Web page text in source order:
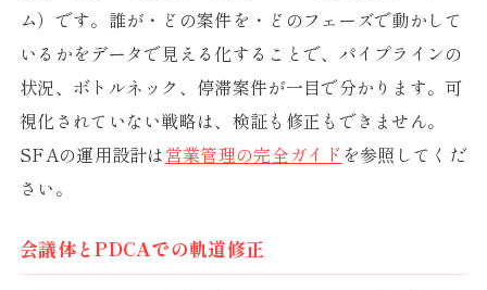
ム）です。誰が・どの案件を・どのフェーズで動かして
いるかをデータで見える化することで、パイプラインの
状況、ボトルネック、停滞案件が一目で分かります。可
視化されていない戦略は、検証も修正もできません。
SFAの運用設計は営業管理の完全ガイドを参照してくだ
さい。
会議体とPDCAでの軌道修正